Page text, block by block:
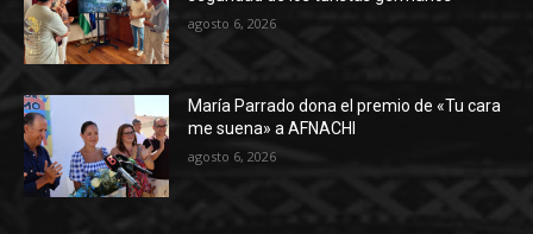
agosto 6, 2026
María Parrado dona el premio de «Tu cara
me suena» a AFNACHI
agosto 6, 2026